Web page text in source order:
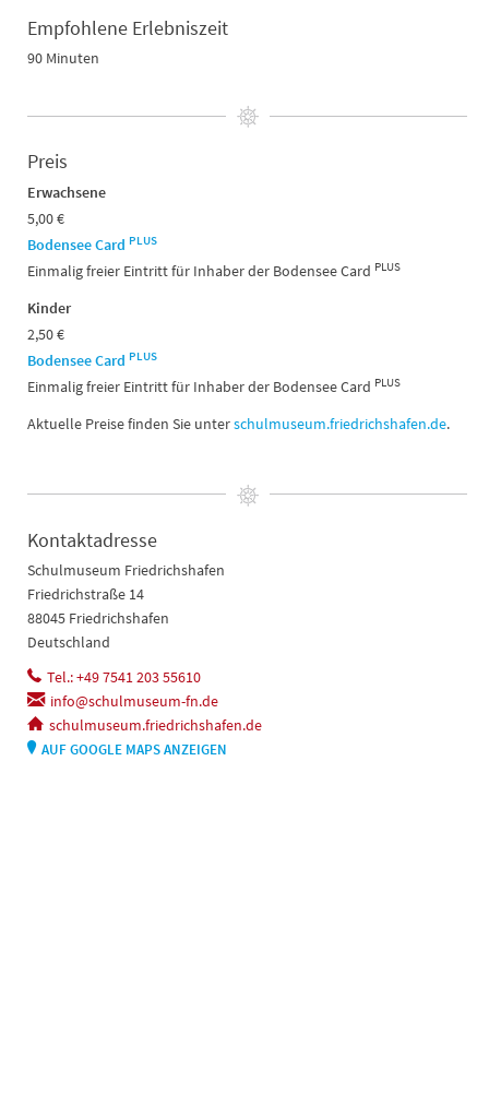
Empfohlene Erlebniszeit
90 Minuten
Preis
Erwachsene
5,00 €
Bodensee Card PLUS
Einmalig freier Eintritt für Inhaber der Bodensee Card PLUS
Kinder
2,50 €
Bodensee Card PLUS
Einmalig freier Eintritt für Inhaber der Bodensee Card PLUS
Aktuelle Preise finden Sie unterschulmuseum.friedrichshafen.de.
Kontaktadresse
Schulmuseum Friedrichshafen
Friedrichstraße 14
88045 Friedrichshafen
Deutschland
Tel.: +49 7541 203 55610
info@schulmuseum-fn.de
schulmuseum.friedrichshafen.de
AUF GOOGLE MAPS ANZEIGEN